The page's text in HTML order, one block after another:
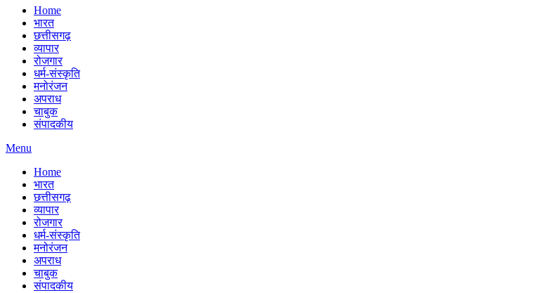
Home
भारत
छत्तीसगढ़
व्यापार
रोजगार
धर्म-संस्कृति
मनोरंजन
अपराध
चाबुक
संपादकीय
Menu
Home
भारत
छत्तीसगढ़
व्यापार
रोजगार
धर्म-संस्कृति
मनोरंजन
अपराध
चाबुक
संपादकीय